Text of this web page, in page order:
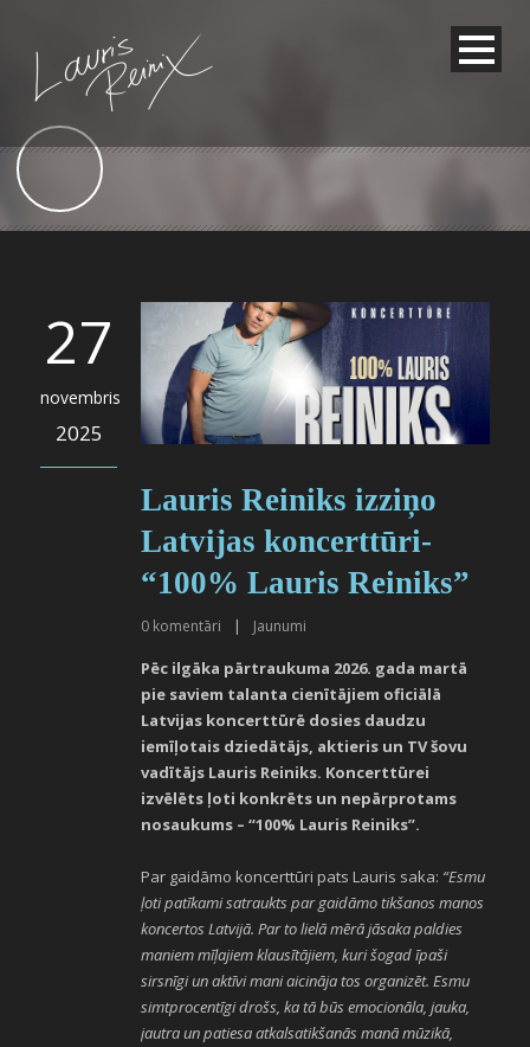
27
novembris
2025
Lauris Reiniks izziņo
Latvijas koncerttūri-
“100% Lauris Reiniks”
0 komentāri | Jaunumi
Pēc ilgāka pārtraukuma 2026. gada martā
pie saviem talanta cienītājiem oficiālā
Latvijas koncerttūrē dosies daudzu
iemīļotais dziedātājs, aktieris un TV šovu
vadītājs Lauris Reiniks. Koncerttūrei
izvēlēts ļoti konkrēts un nepārprotams
nosaukums – “100% Lauris Reiniks”.
Par gaidāmo koncerttūri pats Lauris saka: “Esmu
ļoti patīkami satraukts par gaidāmo tikšanos manos
koncertos Latvijā. Par to lielā mērā jāsaka paldies
maniem mīļajiem klausītājiem, kuri šogad īpaši
sirsnīgi un aktīvi mani aicināja tos organizēt. Esmu
simtprocentīgi drošs, ka tā būs emocionāla, jauka,
jautra un patiesa atkalsatikšanās manā mūzikā,